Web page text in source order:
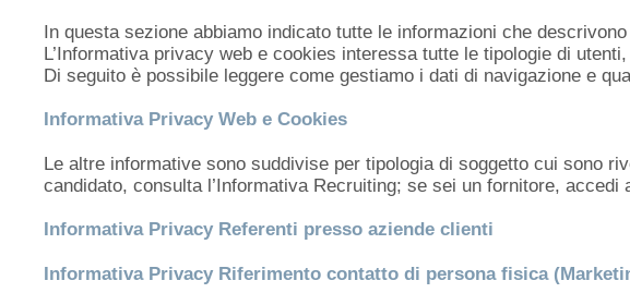
In questa sezione abbiamo indicato tutte le informazioni che
L’Informativa privacy web e cookies interessa tutte le tipologie di
Di seguito è possibile leggere come gestiamo i dati di navigazione e
Informativa Privacy Web e Cookies
Le altre informative sono suddivise per tipologia di soggetto cui sono
candidato, consulta l’Informativa Recruiting; se sei un fornitore,
Informativa Privacy Referenti presso aziende clienti
Informativa Privacy Riferimento contatto di persona fisica